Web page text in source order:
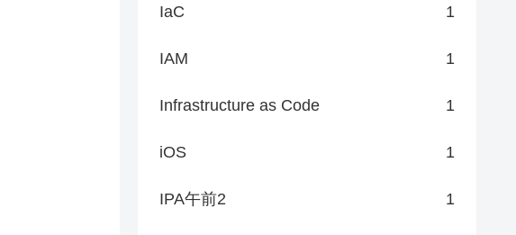
IaC 1
IAM 1
Infrastructure as Code 1
iOS 1
IPA午前2 1